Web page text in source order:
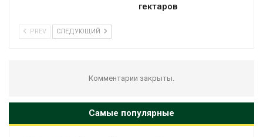
гектаров
PREV СЛЕДУЮЩИЙ
Комментарии закрыты.
Самые популярные